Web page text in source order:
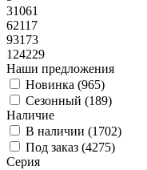
31061
62117
93173
124229
Наши предложения
Новинка (965)
Сезонный (189)
Наличие
В наличии (1702)
Под заказ (4275)
Серия